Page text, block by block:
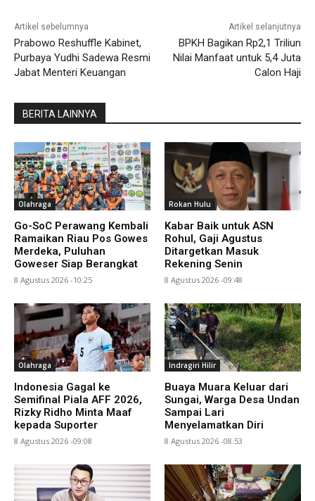
Artikel sebelumnya
Prabowo Reshuffle Kabinet,
Purbaya Yudhi Sadewa Resmi
Jabat Menteri Keuangan
Artikel selanjutnya
BPKH Bagikan Rp2,1 Triliun
Nilai Manfaat untuk 5,4 Juta
Calon Haji
BERITA LAINNYA
Olahraga
Go-SoC Perawang Kembali
Ramaikan Riau Pos Gowes
Merdeka, Puluhan
Goweser Siap Berangkat
8 Agustus 2026 -10:25
Rokan Hulu
Kabar Baik untuk ASN
Rohul, Gaji Agustus
Ditargetkan Masuk
Rekening Senin
8 Agustus 2026 -09:48
Olahraga
Indonesia Gagal ke
Semifinal Piala AFF 2026,
Rizky Ridho Minta Maaf
kepada Suporter
8 Agustus 2026 -09:08
Indragiri Hilir
Buaya Muara Keluar dari
Sungai, Warga Desa Undan
Sampai Lari
Menyelamatkan Diri
8 Agustus 2026 -08:53